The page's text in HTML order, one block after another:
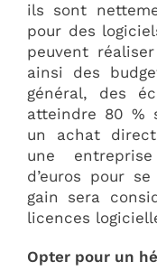
ils sont
pour des
peuvent
ainsi des
général, des
atteindre 80 %
un achat
une
d’euros pour
gain sera
licences
Opter pour un